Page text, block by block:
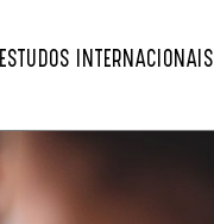
ESTUDOS INTERNACIONAIS